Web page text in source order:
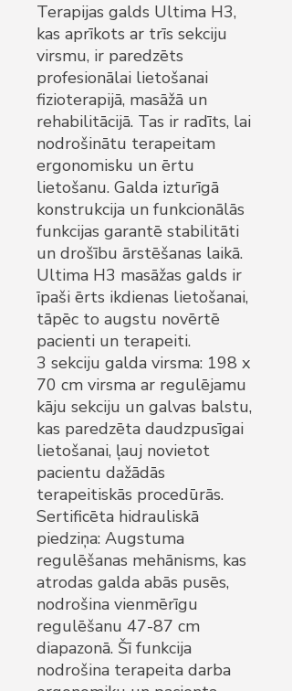
Terapijas galds Ultima H3,
kas aprīkots ar trīs sekciju
virsmu, ir paredzēts
profesionālai lietošanai
fizioterapijā, masāžā un
rehabilitācijā. Tas ir radīts, lai
nodrošinātu terapeitam
ergonomisku un ērtu
lietošanu. Galda izturīgā
konstrukcija un funkcionālās
funkcijas garantē stabilitāti
un drošību ārstēšanas laikā.
Ultima H3 masāžas galds ir
īpaši ērts ikdienas lietošanai,
tāpēc to augstu novērtē
pacienti un terapeiti.
3 sekciju galda virsma: 198 x
70 cm virsma ar regulējamu
kāju sekciju un galvas balstu,
kas paredzēta daudzpusīgai
lietošanai, ļauj novietot
pacientu dažādās
terapeitiskās procedūrās.
Sertificēta hidrauliskā
piedziņa: Augstuma
regulēšanas mehānisms, kas
atrodas galda abās pusēs,
nodrošina vienmērīgu
regulēšanu 47-87 cm
diapazonā. Šī funkcija
nodrošina terapeita darba